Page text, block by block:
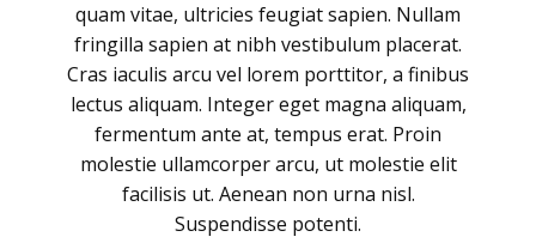
quam vitae, ultricies feugiat sapien. Nullam
fringilla sapien at nibh vestibulum placerat.
Cras iaculis arcu vel lorem porttitor, a finibus
lectus aliquam. Integer eget magna aliquam,
fermentum ante at, tempus erat. Proin
molestie ullamcorper arcu, ut molestie elit
facilisis ut. Aenean non urna nisl.
Suspendisse potenti.